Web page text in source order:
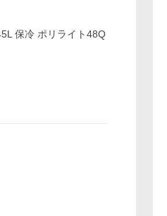
保冷 ポリライト48Q